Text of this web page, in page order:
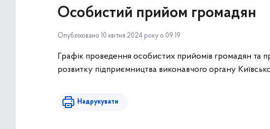
Особистий прийом громадян
Опубліковано 10 квітня 2024 року о 09:19
Графік проведення особистих прийомів громадян та
розвитку підприємництва виконавчого органу
Надрукувати